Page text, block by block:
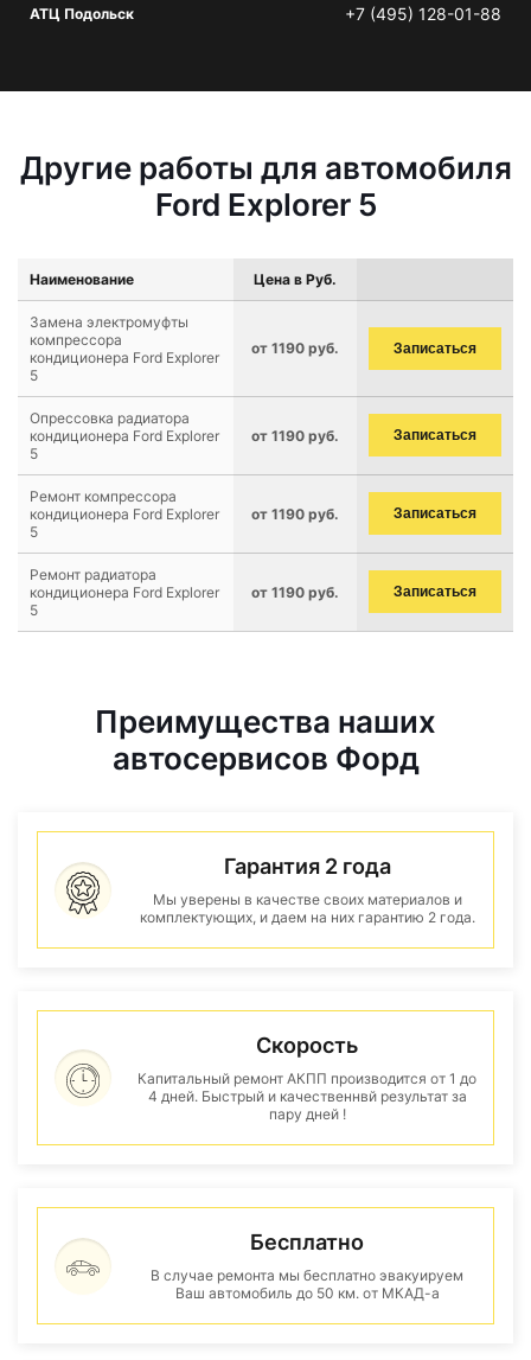
АТЦ Подольск +7 (495) 128-01-88
Другие работы для автомобиля
Ford Explorer 5
Наименование Цена в Руб.
Замена электромуфты
компрессора
кондиционера Ford Explorer
5
от 1190 руб. Записаться
Опрессовка радиатора
кондиционера Ford Explorer
5
от 1190 руб. Записаться
Ремонт компрессора
кондиционера Ford Explorer
5
от 1190 руб. Записаться
Ремонт радиатора
кондиционера Ford Explorer
5
от 1190 руб. Записаться
Преимущества наших
автосервисов Форд
Гарантия 2 года
Мы уверены в качестве своих материалов и
комплектующих, и даем на них гарантию 2 года.
Скорость
Капитальный ремонт АКПП производится от 1 до
4 дней. Быстрый и качественнвй результат за
пару дней !
Бесплатно
В случае ремонта мы бесплатно эвакуируем
Ваш автомобиль до 50 км. от МКАД-а